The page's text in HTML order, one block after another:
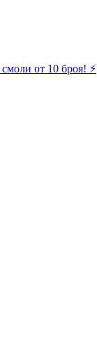
от 10 броя! ⚡️